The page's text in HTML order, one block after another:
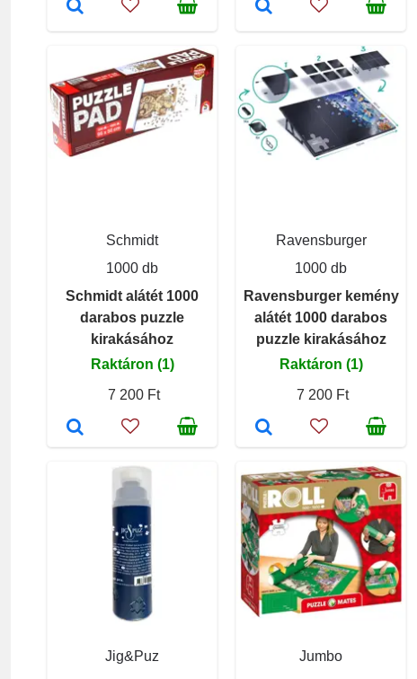
Schmidt
1000 db
Schmidt alátét 1000
darabos puzzle
kirakásához
Raktáron (1)
7 200 Ft
Ravensburger
1000 db
Ravensburger kemény
alátét 1000 darabos
puzzle kirakásához
Raktáron (1)
7 200 Ft
Jig&Puz Jumbo